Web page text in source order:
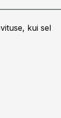
kui sel